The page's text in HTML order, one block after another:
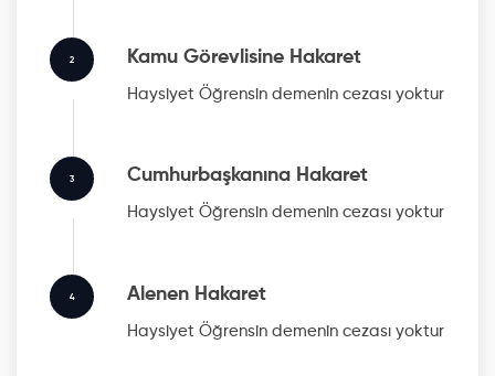
2 Kamu Görevlisine Hakaret
Haysiyet Öğrensin demenin cezası yoktur
3 Cumhurbaşkanına Hakaret
Haysiyet Öğrensin demenin cezası yoktur
4 Alenen Hakaret
Haysiyet Öğrensin demenin cezası yoktur